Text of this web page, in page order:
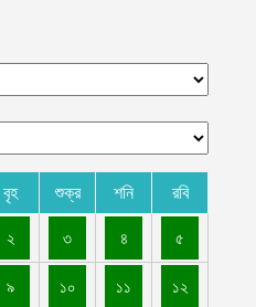
বৃহ শুক্র শনি রবি
২ ৩ ৪ ৫
৯ ১০ ১১ ১২